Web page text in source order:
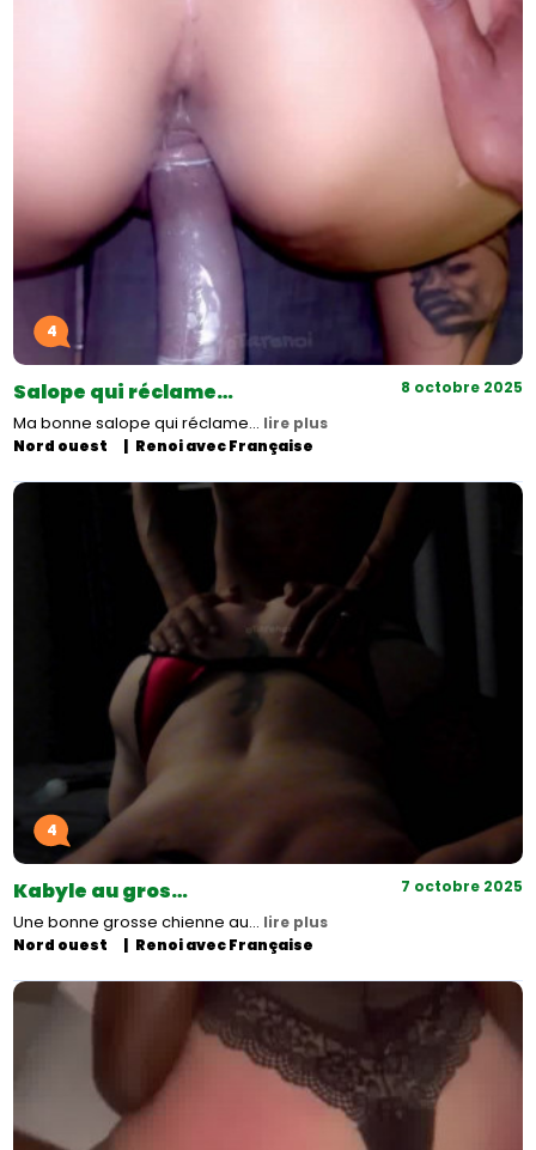
4
Salope qui réclame… 8 octobre 2025
Ma bonne salope qui réclame… lire plus
Nord ouest
Renoi avec Française
4
Kabyle au gros… 7 octobre 2025
Une bonne grosse chienne au… lire plus
Nord ouest
Renoi avec Française